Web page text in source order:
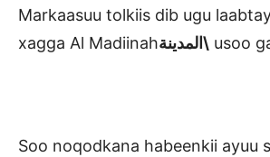
Markaasuu tolkiis dib ugu
xagga Al Madiinah
المدينة\ usoo
Soo noqodkana habeenkii ayuu